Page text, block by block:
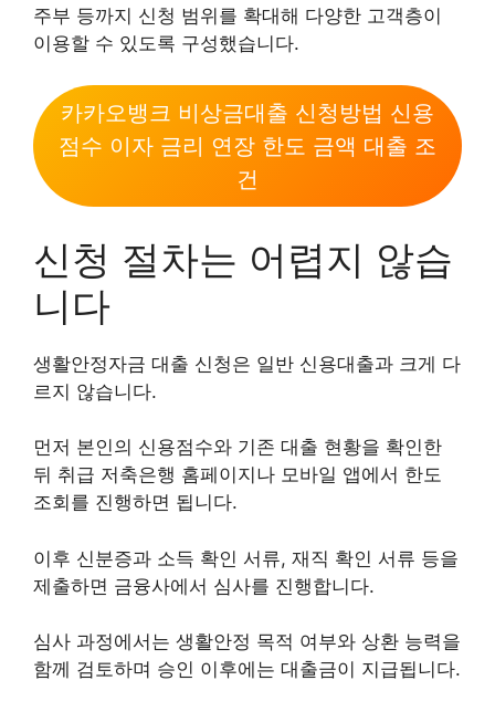
주부 등까지 신청 범위를 확대해 다양한 고객층이
이용할 수 있도록 구성했습니다.
카카오뱅크 비상금대출 신청방법 신용
점수 이자 금리 연장 한도 금액 대출 조
건
신청 절차는 어렵지 않습
니다
생활안정자금 대출 신청은 일반 신용대출과 크게 다
르지 않습니다.
먼저 본인의 신용점수와 기존 대출 현황을 확인한
뒤 취급 저축은행 홈페이지나 모바일 앱에서 한도
조회를 진행하면 됩니다.
이후 신분증과 소득 확인 서류, 재직 확인 서류 등을
제출하면 금융사에서 심사를 진행합니다.
심사 과정에서는 생활안정 목적 여부와 상환 능력을
함께 검토하며 승인 이후에는 대출금이 지급됩니다.